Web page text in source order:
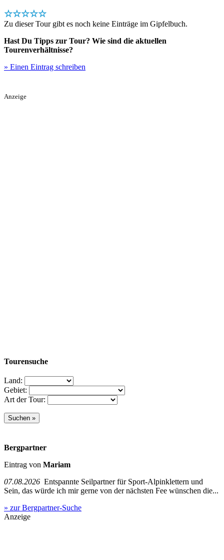
☆☆☆☆☆
Zu dieser Tour gibt es noch keine Einträge im Gipfelbuch.
Hast Du Tipps zur Tour? Wie sind die aktuellen
Tourenverhältnisse?
» Einen Eintrag schreiben
Anzeige
Tourensuche
Land:
Gebiet:
Art der Tour:
Bergpartner
Eintrag von Mariam
07.08.2026 Entspannte Seilpartner für Sport-Alpinklettern und
Sein, das würde ich mir gerne von der nächsten Fee wünschen die...
» zur Bergpartner-Suche
Anzeige